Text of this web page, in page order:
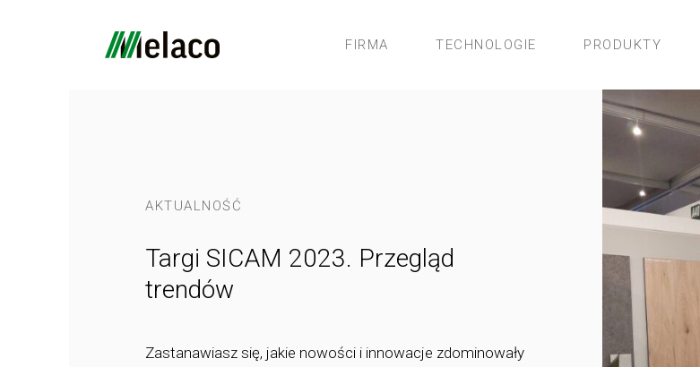
FIRMA TECHNOLOGIE PRODUKTY
AKTUALNOŚĆ
Targi SICAM 2023. Przegląd
trendów
Zastanawiasz się, jakie nowości i innowacje zdominowały